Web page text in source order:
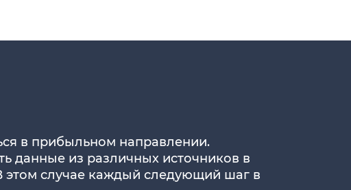
в прибыльном направлении.
данные из различных источников в
этом случае каждый следующий шаг в